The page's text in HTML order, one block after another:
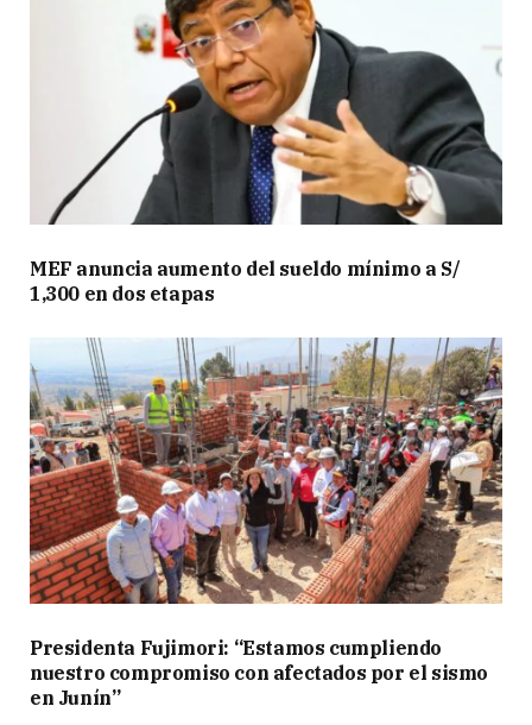
MEF anuncia aumento del sueldo mínimo a S/
1,300 en dos etapas
Presidenta Fujimori: “Estamos cumpliendo
nuestro compromiso con afectados por el sismo
en Junín”